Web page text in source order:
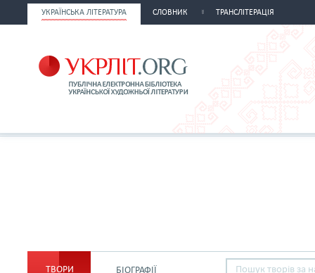
УКРАЇНСЬКА ЛІТЕРАТУРА СЛОВНИК ТРАНСЛІТЕРАЦІЯ
ТВОРИ БІОГРАФІЇ